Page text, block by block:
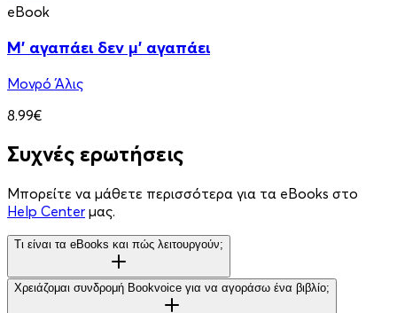
eBook
Μ' αγαπάει δεν μ' αγαπάει
Μονρό Άλις
8.99€
Συχνές ερωτήσεις
Μπορείτε να μάθετε περισσότερα για τα eBooks στο
Help Center μας.
Τι είναι τα eBooks και πώς λειτουργούν;
Χρειάζομαι συνδρομή Bookvoice για να αγοράσω ένα βιβλίο;